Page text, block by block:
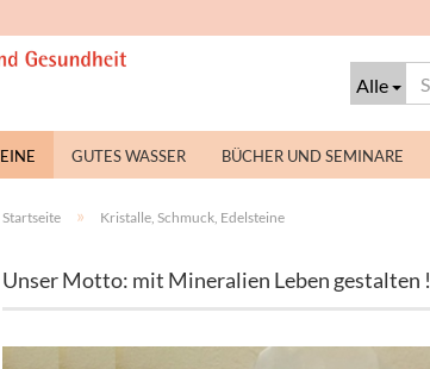
Alle
GUTES WASSER BÜCHER UND SEMINARE
Startseite » Kristalle, Schmuck, Edelsteine
Unser Motto: mit Mineralien Leben gestalten !